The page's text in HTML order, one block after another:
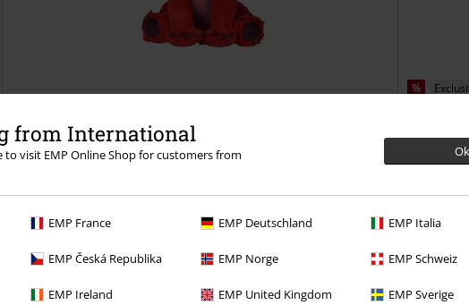
from International
to visit EMP Online Shop for customers from
Ok
EMP France EMP Deutschland EMP Italia
EMP Česká Republika EMP Norge EMP Schweiz
EMP Ireland EMP United Kingdom EMP Sverige
24,99 €
Leroy Lilo & Stitch Peluche
%
Ruby
Peluche
con una prueba de 30 días de nuestro BACKSTAGE